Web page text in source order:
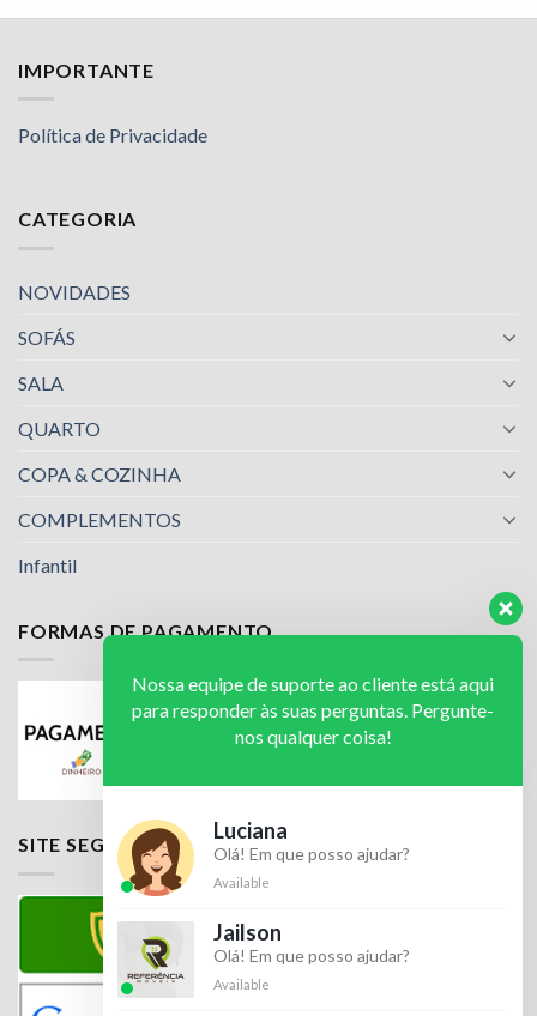
IMPORTANTE
Política de Privacidade
CATEGORIA
NOVIDADES
SOFÁS
SALA
QUARTO
COPA & COZINHA
COMPLEMENTOS
Infantil
FORMAS DE PAGAMENTO
SITE SEGURO
Nossa equipe de suporte ao cliente está aqui
para responder às suas perguntas. Pergunte-
nos qualquer coisa!
Luciana
Olá! Em que posso ajudar?
Available
Jailson
Olá! Em que posso ajudar?
Available